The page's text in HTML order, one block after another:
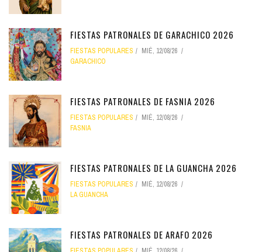
FIESTAS PATRONALES DE GARACHICO 2026
FIESTAS POPULARES
MIÉ, 12/08/26
GARACHICO
FIESTAS PATRONALES DE FASNIA 2026
FIESTAS POPULARES
MIÉ, 12/08/26
FASNIA
FIESTAS PATRONALES DE LA GUANCHA 2026
FIESTAS POPULARES
MIÉ, 12/08/26
LA GUANCHA
FIESTAS PATRONALES DE ARAFO 2026